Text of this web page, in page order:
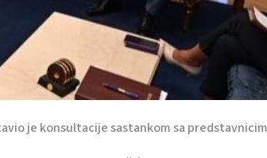
je konsultacije sastankom sa